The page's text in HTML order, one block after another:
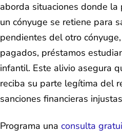
aborda situaciones donde
un cónyuge se retiene para
pendientes del otro
pagados, préstamos
infantil. Este alivio asegura
reciba su parte legítima del
sanciones financieras
Programa una consulta